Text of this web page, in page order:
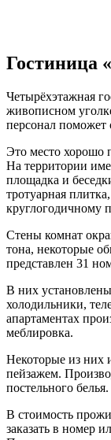
Гостиница
Четырёхэтажная
живописном
персонал поможет
Это место хорошо
На территории
площадка и
тротуарная
круглогодичному
Стены комнат
тона, некоторые
представлен 31
В них
холодильники,
апартаментах
меблировка.
Некоторые из них
пейзажем.
постельного белья.
В стоимость
заказать в номер